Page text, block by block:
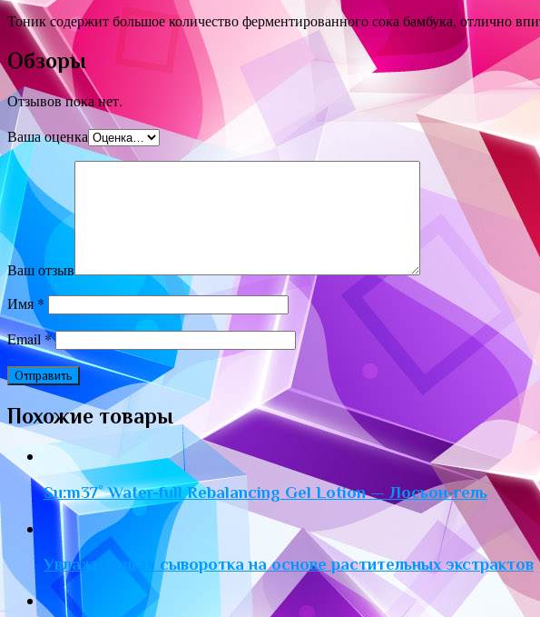
Тоник содержит большое количество ферментированного сока бамбука, отлично
Обзоры
Отзывов пока нет.
Ваша оценка
Ваш отзыв
Имя *
Email*
Похожие товары
Su:m37˚ Water-full Rebalancing Gel Lotion — Лосьон-гель
Увлажняющая сыворотка на основе растительных экстрактов